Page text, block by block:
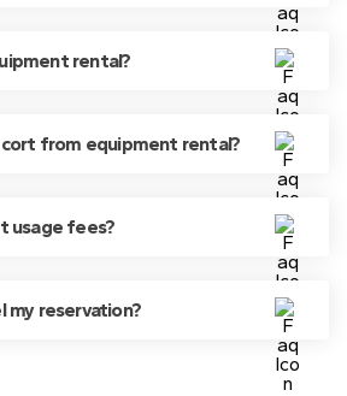
rental?
cort from equipment rental?
usage fees?
my reservation?